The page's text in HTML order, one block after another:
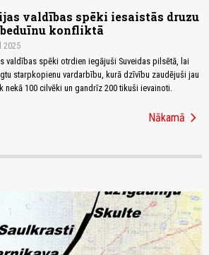
valdības spēki iesaistās druzu
konfliktā
2025
valdības spēki otrdien iegājuši Suveidas pilsētā, lai
starpkopienu vardarbību, kurā dzīvību zaudējuši jau
nekā 100 cilvēki un gandrīz 200 tikuši ievainoti.
Nākamā chevron_right